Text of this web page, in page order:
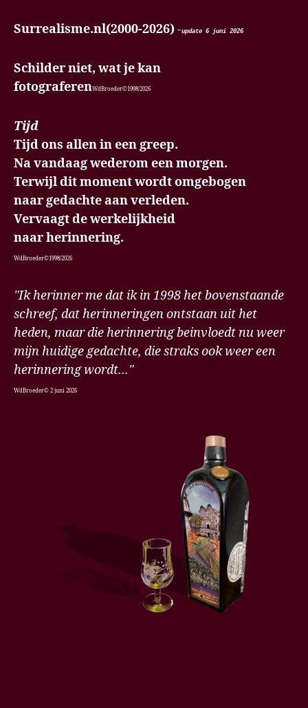
Surrealisme.nl(2000-2026)-update 6 juni 2026
Schilder niet, wat je kan
fotograferenWdBroeder©1998/2026
Tijd
Tijd ons allen in een greep.
Na vandaag wederom een morgen.
Terwijl dit moment wordt omgebogen
naar gedachte aan verleden.
Vervaagt de werkelijkheid
naar herinnering.
WdBroeder©1998/2026
"Ik herinner me dat ik in 1998 het bovenstaande
schreef, dat herinneringen ontstaan uit het
heden, maar die herinnering beinvloedt nu weer
mijn huidige gedachte, die straks ook weer een
herinnering wordt..."
WdBroeder© 2 juni 2026